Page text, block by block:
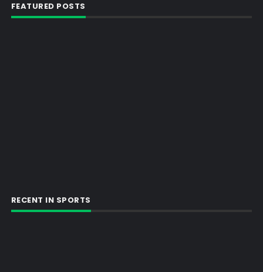
FEATURED POSTS
RECENT IN SPORTS